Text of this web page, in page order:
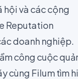
hội và các cộng
Reputation
doanh nghiệp.
công cuộc
cùng Filum tìm